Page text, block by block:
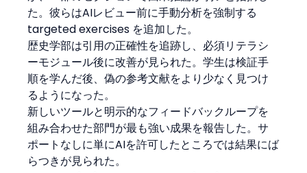
た。彼らはAIレビュー前に手動分析を強制する
targeted exercises を追加した。
歴史学部は引用の正確性を追跡し、必須リテラシ
ーモジュール後に改善が見られた。学生は検証手
順を学んだ後、偽の参考文献をより少なく見つけ
るようになった。
新しいツールと明示的なフィードバックループを
組み合わせた部門が最も強い成果を報告した。サ
ポートなしに単にAIを許可したところでは結果にば
らつきが見られた。